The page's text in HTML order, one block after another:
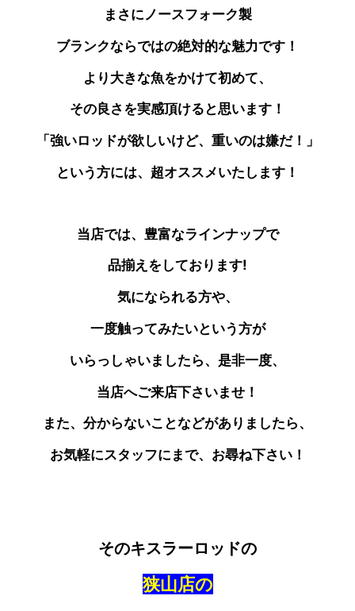
まさにノースフォーク製
ブランクならではの絶対的な魅力です！
より大きな魚をかけて初めて、
その良さを実感頂けると思います！
「強いロッドが欲しいけど、重いのは嫌だ！」
という方には、超オススメいたします！
当店では、豊富なラインナップで
品揃えをしております!
気になられる方や、
一度触ってみたいという方が
いらっしゃいましたら、是非一度、
当店へご来店下さいませ！
また、分からないことなどがありましたら、
お気軽にスタッフにまで、お尋ね下さい！
そのキスラーロッドの
狭山店の